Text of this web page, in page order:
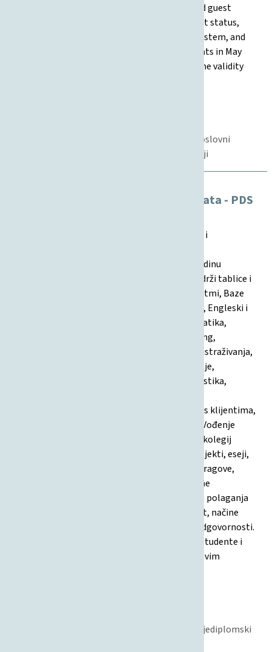
requirements), rules for full-time, part-time and guest
students, suspension and termination of student status,
student workload, forms of teaching, grading system, and
the awarding of degrees and honors. Amendments in May
2022 consolidate previous updates and specify the validity
Studenti, Fakultetsko vijeće, Informacijski i poslovni
sustavi, Sveučilišni prijediplomski studij, Studiji
Modeli praćenja i ocjenjivanja studenata - PDS
Ovaj dokument detaljno opisuje načine praćenja i
Informacijski/Poslovni sustavi za akademsku godinu
2017/2018, za redovne i izvanredne studente. Sadrži tablice i
opise bodovanja za različite kolegije (npr. Algoritmi, Baze
podataka, Državni i upravni informacijski sustavi, Engleski i
Njemački jezik, Financijska matematika, Informatika,
Komuniciranje u organizaciji, Logistika, Marketing,
Matematika, Multimedijski sustavi, Operacijska istraživanja,
Organizacija, Poslovna ekonomija, Programiranje,
Programsko inženjerstvo, Računovodstvo, Statistika,
informatičkim uslugama, Upravljanje odnosima s klijentima,
Upravljanje znanjem, Uvod u formalne metode, Vođenje
projekata, Web dizajn i programiranje). Za svaki kolegij
navodi elemente praćenja (kolokviji, zadaće, projekti, eseji,
seminari, prisustvovanje, aktivnosti), bodovne pragove,
uvjete za potpis i ocjenu, bodovne skale i posebne
napomene. Dokument također uključuje modele polaganja
za izvanredne studente, uvjete za izlazak na ispit, načine
nadoknade i pravila o plagiranju i disciplinskoj odgovornosti.
Svrha dokumenta je transparentno informirati studente i
nastavnike o pravilima praćenja i ocjenjivanja u svim
Informacijski i poslovni sustavi, Sveučilišni prijediplomski